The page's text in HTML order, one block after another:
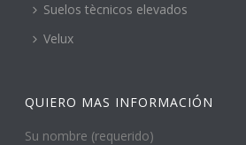
Suelos tècnicos elevados
Velux
QUIERO MAS INFORMACIÓN
Su nombre (requerido)